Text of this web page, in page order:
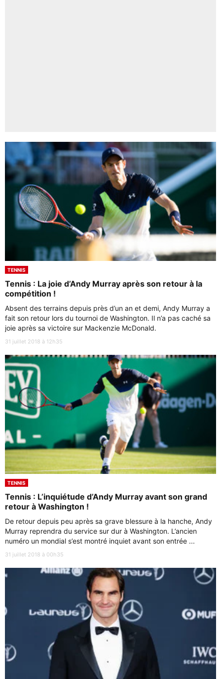
TENNIS
Tennis : La joie d’Andy Murray après son retour à la
compétition !
Absent des terrains depuis près d’un an et demi, Andy Murray a
fait son retour lors du tournoi de Washington. Il n’a pas caché sa
joie après sa victoire sur Mackenzie McDonald.
31 juillet 2018 à 12h35
TENNIS
Tennis : L’inquiétude d’Andy Murray avant son grand
retour à Washington !
De retour depuis peu après sa grave blessure à la hanche, Andy
Murray reprendra du service sur dur à Washington. L’ancien
numéro un mondial s’est montré inquiet avant son entrée ...
31 juillet 2018 à 00h35